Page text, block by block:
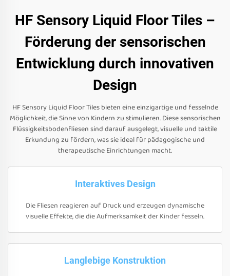
HF Sensory Liquid Floor Tiles –
Förderung der sensorischen
Entwicklung durch innovativen
Design
HF Sensory Liquid Floor Tiles bieten eine einzigartige und fesselnde
Möglichkeit, die Sinne von Kindern zu stimulieren. Diese sensorischen
Flüssigkeitsbodenfliesen sind darauf ausgelegt, visuelle und taktile
Erkundung zu fördern, was sie ideal für pädagogische und
therapeutische Einrichtungen macht.
Interaktives Design
Die Fliesen reagieren auf Druck und erzeugen dynamische
visuelle Effekte, die die Aufmerksamkeit der Kinder fesseln.
Langlebige Konstruktion